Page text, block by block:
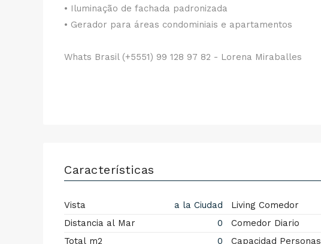
• Iluminação de fachada padronizada
• Gerador para áreas condominiais e apartamentos
Whats Brasil (+5551) 99 128 97 82 - Lorena Miraballes
Características
Vista
a la Ciudad
Distancia al Mar
0
Total m2
0
Living Comedor
Comedor Diario
Capacidad Personas